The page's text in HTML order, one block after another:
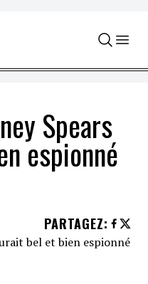
Spears
espionné
PARTAGEZ: